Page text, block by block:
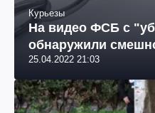
Курьезы
На видео ФСБ с
обнаружили
25.04.2022 21:03